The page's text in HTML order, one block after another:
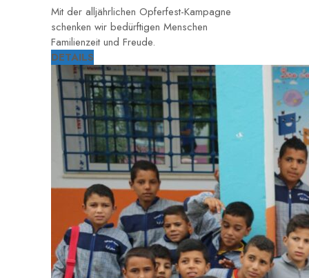
Mit der alljährlichen Opferfest-Kampagne
schenken wir bedürftigen Menschen
Familienzeit und Freude.
DETAILS